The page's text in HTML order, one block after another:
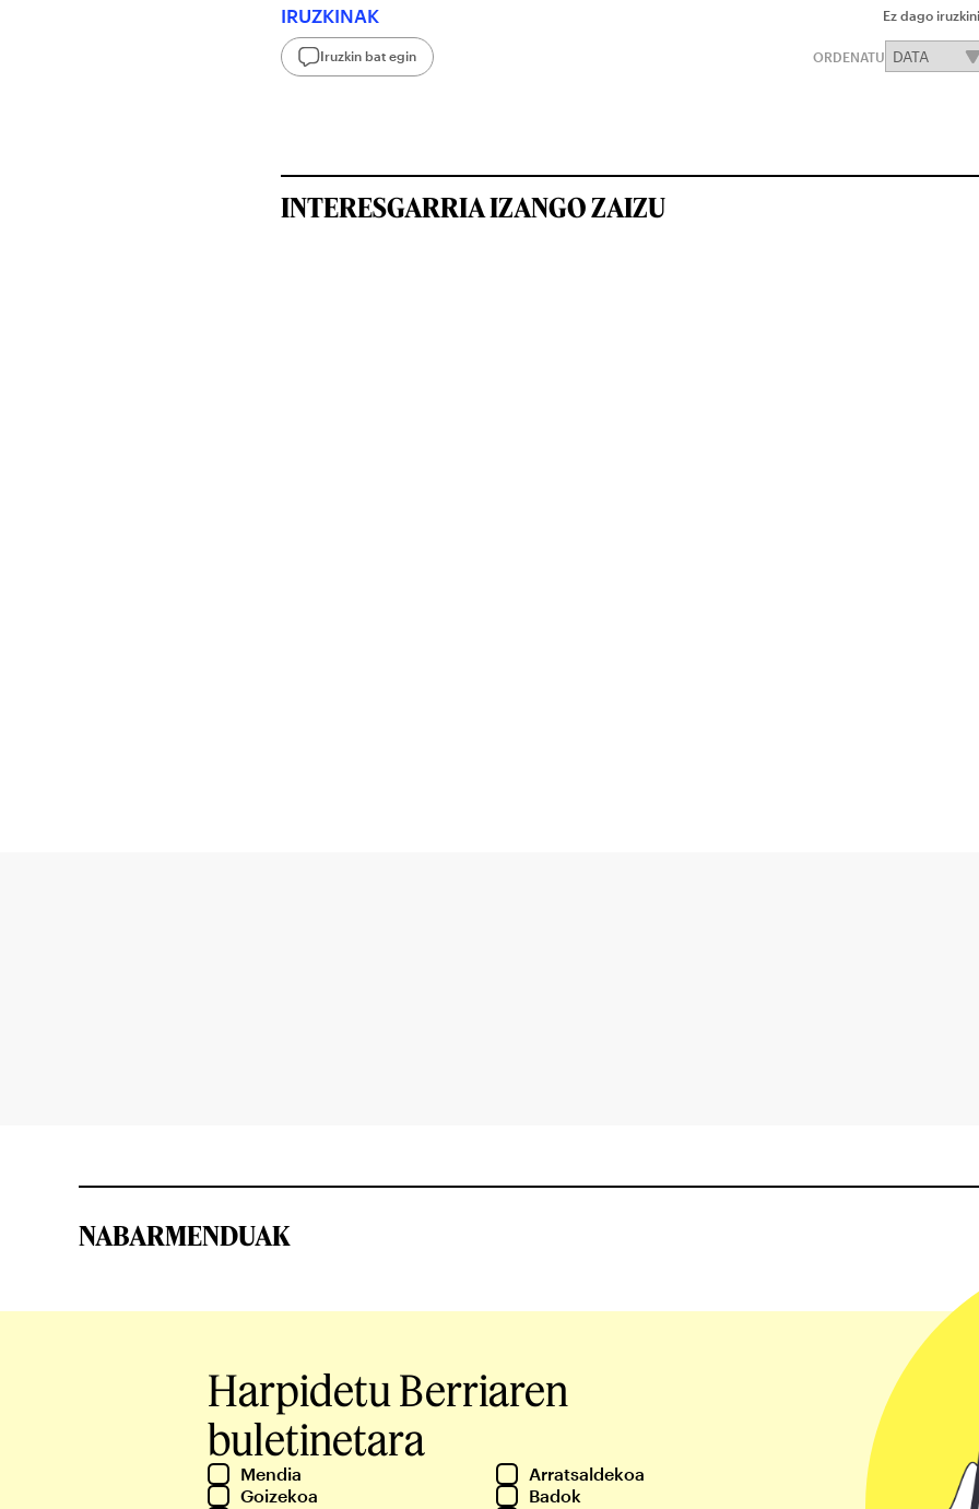
IRUZKINAK Ez dago
Iruzkin bat egin ORDENATU
INTERESGARRIA IZANGO ZAIZU
NABARMENDUAK
Harpidetu Berriaren
buletinetara
Mendia
Arratsaldekoa
Goizekoa
Badok